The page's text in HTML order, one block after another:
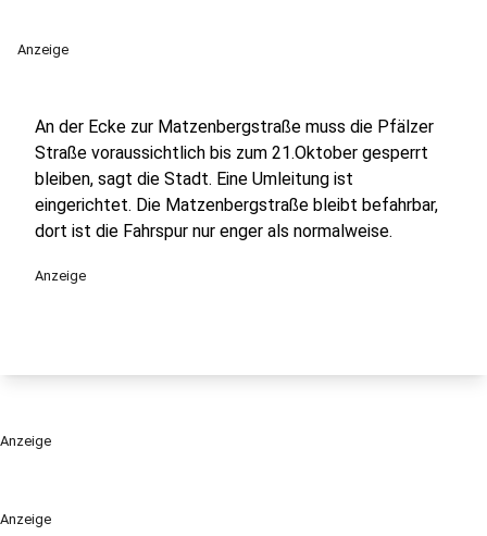
Anzeige
Anzeige
An der Ecke zur Matzenbergstraße muss die Pfälzer
Straße voraussichtlich bis zum 21.Oktober gesperrt
bleiben, sagt die Stadt. Eine Umleitung ist
eingerichtet. Die Matzenbergstraße bleibt befahrbar,
dort ist die Fahrspur nur enger als normalweise.
Anzeige
Anzeige